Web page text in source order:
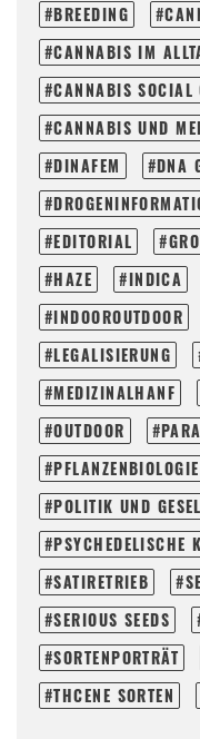
BREEDING
CANNABIS IM
CANNABIS SOCIAL
CANNABIS UND
DINAFEM
DNA
EDITORIAL
HAZE
INDICA
INDOOROUTDOOR
LEGALISIERUNG
MEDIZINALHANF
OUTDOOR
PFLANZENBIOLOGIE
POLITIK UND
PSYCHEDELISCHE
SATIRETRIEB
SERIOUS SEEDS
SORTENPORTRÄT
THCENE SORTEN